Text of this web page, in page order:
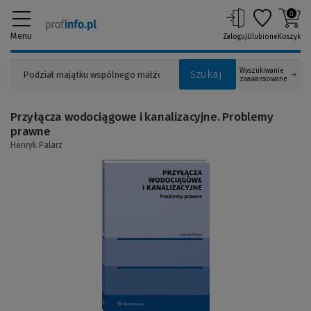
Menu
Szukaj
Wyszukiwanie
zaawansowane
ZalogujUlubione
0
Koszyk
Przyłącza wodociągowe i kanalizacyjne. Problemy
prawne
Henryk Palarz